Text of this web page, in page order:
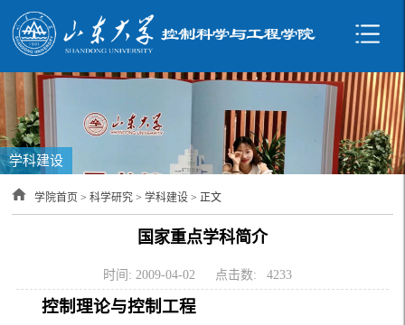
学科建设
学院首页 >科学研究 >学科建设 > 正文
国家重点学科简介
时间: 2009-04-02 点击数: 4233
控制理论与控制工程